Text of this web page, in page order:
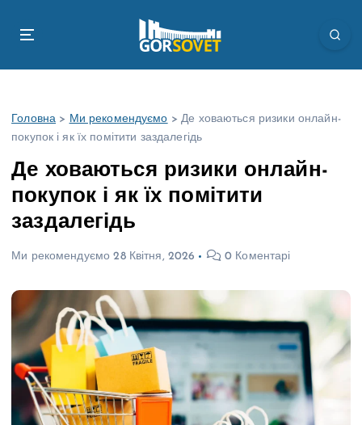
Головна > Ми рекомендуємо >Де ховаються ризики онлайн-
покупок і як їх помітити заздалегідь
Де ховаються ризики онлайн-
покупок і як їх помітити
заздалегідь
Ми рекомендуємо 28 Квітня, 2026 0 Коментарі